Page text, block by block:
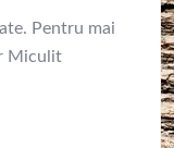
Pentru mai
Miculit